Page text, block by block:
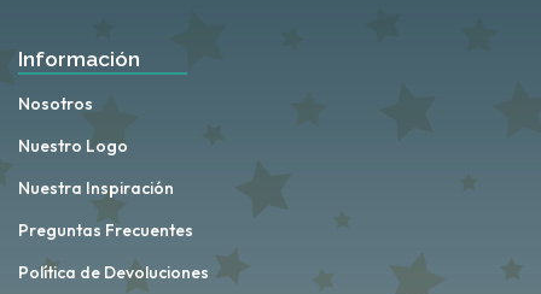
Información
Nosotros
Nuestro Logo
Nuestra Inspiración
Preguntas Frecuentes
Política de Devoluciones